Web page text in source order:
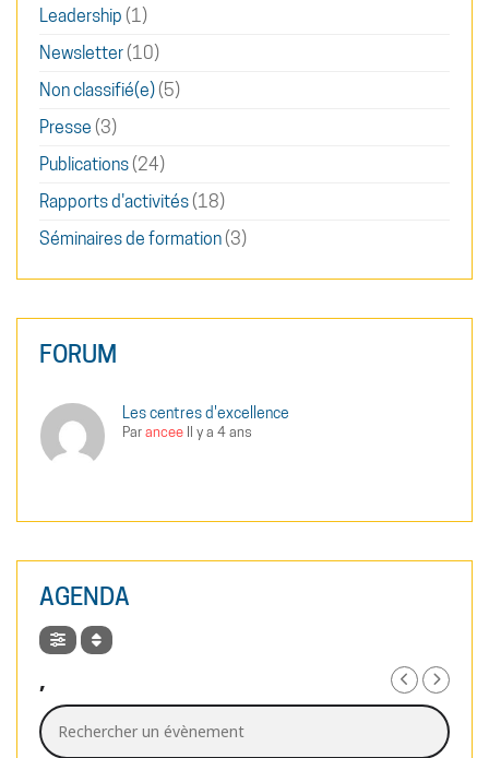
Leadership (1)
Newsletter(10)
Non classifié(e)(5)
Presse (3)
Publications(24)
Rapports d'activités(18)
Séminaires de formation(3)
FORUM
Les centres d'excellence
Parancee Il y a 4 ans
AGENDA
,
Rechercher un évènement